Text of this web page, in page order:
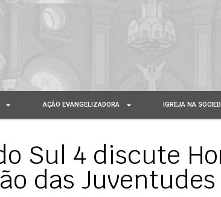
AÇÃO EVANGELIZADORA IGREJA NA
Sul 4 discute
das Juventudes